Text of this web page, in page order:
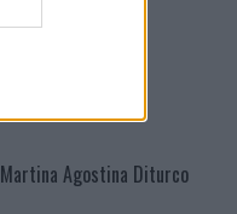
Martina Agostina Diturco